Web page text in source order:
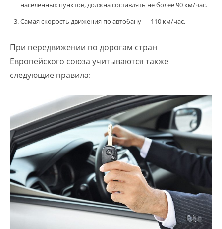
населенных пунктов, должна составлять не более 90 км/час.
Самая скорость движения по автобану — 110 км/час.
При передвижении по дорогам стран
Европейского союза учитываются также
следующие правила: